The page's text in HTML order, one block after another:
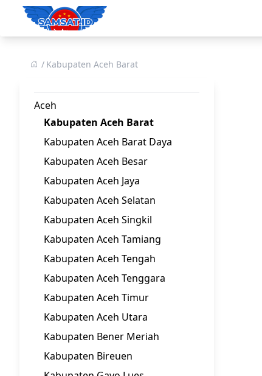
Kabupaten Aceh Barat
Aceh
Kabupaten Aceh Barat
Kabupaten Aceh Barat Daya
Kabupaten Aceh Besar
Kabupaten Aceh Jaya
Kabupaten Aceh Selatan
Kabupaten Aceh Singkil
Kabupaten Aceh Tamiang
Kabupaten Aceh Tengah
Kabupaten Aceh Tenggara
Kabupaten Aceh Timur
Kabupaten Aceh Utara
Kabupaten Bener Meriah
Kabupaten Bireuen